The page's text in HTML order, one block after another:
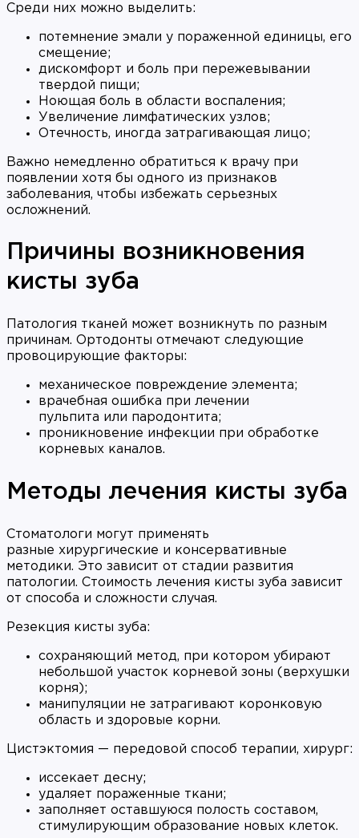
Среди них можно выделить:
потемнение эмали у пораженной единицы, его
смещение;
дискомфорт и боль при пережевывании
твердой пищи;
Ноющая боль в области воспаления;
Увеличение лимфатических узлов;
Отечность, иногда затрагивающая лицо;
Важно немедленно обратиться к врачу при
появлении хотя бы одного из признаков
заболевания, чтобы избежать серьезных
осложнений.
Причины возникновения
кисты зуба
Патология тканей может возникнуть по разным
причинам. Ортодонты отмечают следующие
провоцирующие факторы:
механическое повреждение элемента;
врачебная ошибка при лечении
пульпита или пародонтита;
проникновение инфекции при обработке
корневых каналов.
Методы лечения кисты зуба
Стоматологи могут применять
разные хирургические и консервативные
методики. Это зависит от стадии развития
патологии. Стоимость лечения кисты зуба зависит
от способа и сложности случая.
Резекция кисты зуба:
сохраняющий метод, при котором убирают
небольшой участок корневой зоны (верхушки
корня);
манипуляции не затрагивают коронковую
область и здоровые корни.
Цистэктомия — передовой способ терапии, хирург:
иссекает десну;
удаляет пораженные ткани;
заполняет оставшуюся полость составом,
стимулирующим образование новых клеток.